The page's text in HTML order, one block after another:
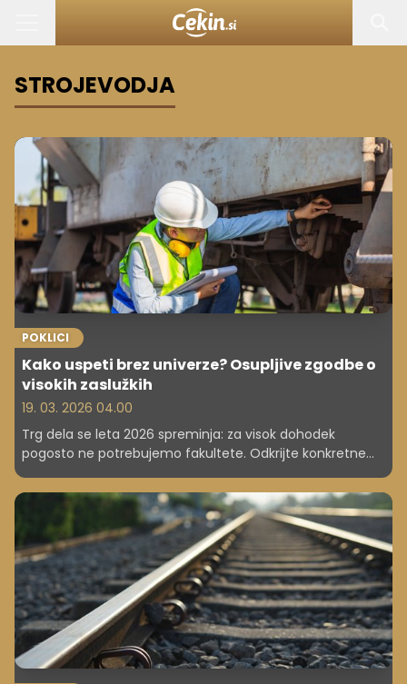
STROJEVODJA
POKLICI
Kako uspeti brez univerze? Osupljive zgodbe o
visokih zaslužkih
19. 03. 2026 04.00
Trg dela se leta 2026 spreminja: za visok dohodek
pogosto ne potrebujemo fakultete. Odkrijte konkretne
poklice, ki z dobrim plačilom, brez diplome, preoblikujejo
življenja in nudijo stabilno prihodnost. Osredotočamo se
na realne primere, ki prinašajo finančni uspeh.